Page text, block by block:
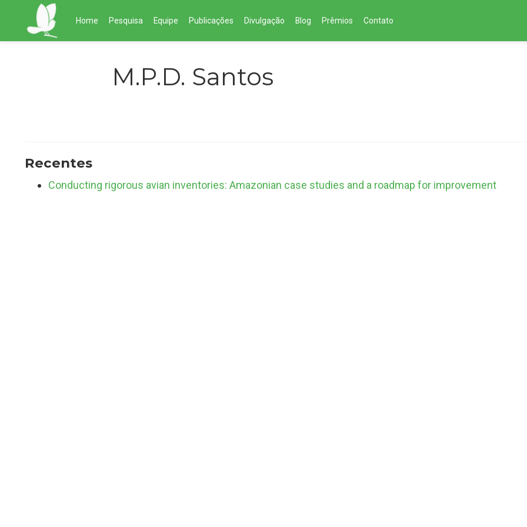
Home Pesquisa Equipe Publicações Divulgação Blog Prêmios Contato
M.P.D. Santos
Recentes
Conducting rigorous avian inventories: Amazonian case studies and a roadmap for improvement